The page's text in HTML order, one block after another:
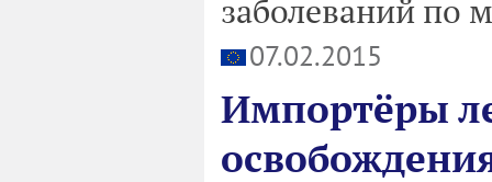
заболеваний по
07.02.2015
Импортёры